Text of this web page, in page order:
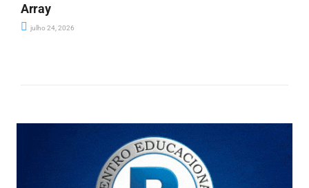
Array
julho 24, 2026